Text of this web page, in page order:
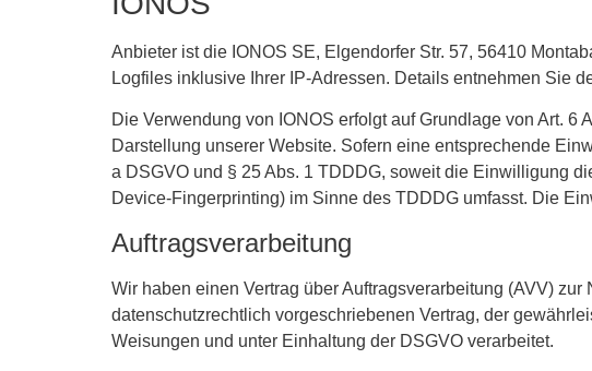
Anbieter ist die IONOS SE, Elgendorfer Str. 57, 56410
Logfiles inklusive Ihrer IP-Adressen. Details entnehmen Sie
Die Verwendung von IONOS erfolgt auf Grundlage von Art.
Darstellung unserer Website. Sofern eine entsprechende
a DSGVO und § 25 Abs. 1 TDDDG, soweit die Einwilligung
Device-Fingerprinting) im Sinne des TDDDG umfasst. Die
Auftragsverarbeitung
Wir haben einen Vertrag über Auftragsverarbeitung (AVV)
datenschutzrechtlich vorgeschriebenen Vertrag, der
Weisungen und unter Einhaltung der DSGVO verarbeitet.